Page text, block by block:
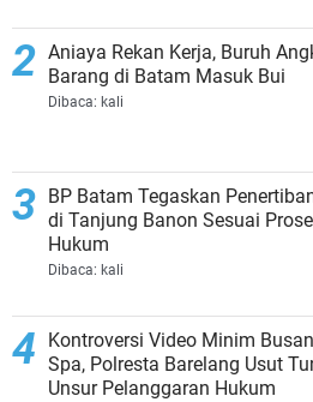
Aniaya Rekan Kerja, Buruh
Barang di Batam Masuk Bui
Dibaca: kali
BP Batam Tegaskan
di Tanjung Banon Sesuai
Hukum
Dibaca: kali
Kontroversi Video Minim
Spa, Polresta Barelang Usut
Unsur Pelanggaran Hukum